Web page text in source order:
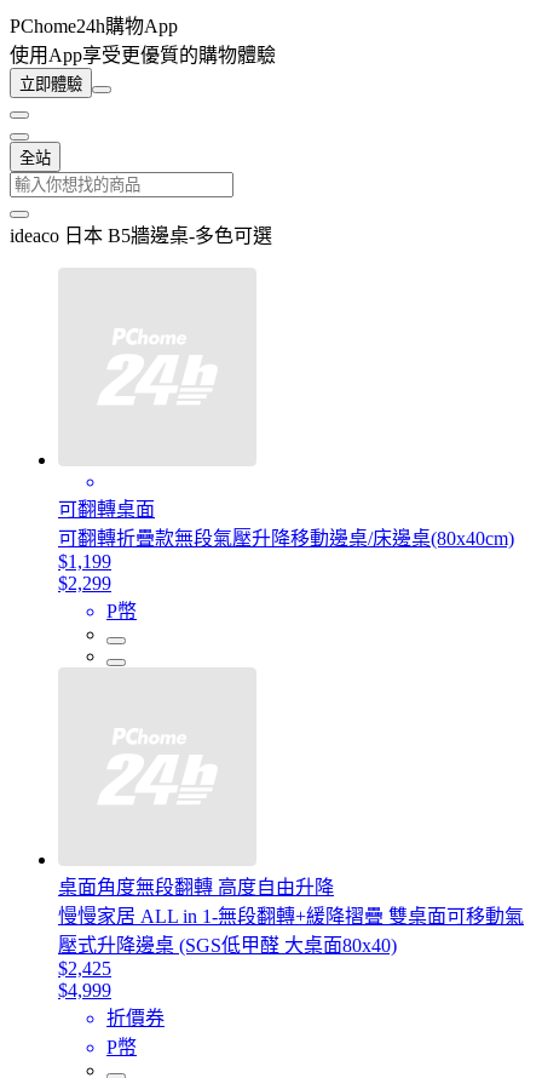
PChome24h購物App
使用App享受更優質的購物體驗
立即體驗
全站
ideaco 日本 B5牆邊桌-多色可選
可翻轉桌面
可翻轉折疊款無段氣壓升降移動邊桌/床邊桌(80x40cm)
$1,199
$2,299
P幣
桌面角度無段翻轉 高度自由升降
慢慢家居 ALL in 1-無段翻轉+緩降摺疊 雙桌面可移動氣
壓式升降邊桌 (SGS低甲醛 大桌面80x40)
$2,425
$4,999
折價券
P幣